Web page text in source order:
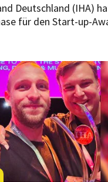
Deutschland (IHA)
für den Start-up-
Bewerbungen
möglich.